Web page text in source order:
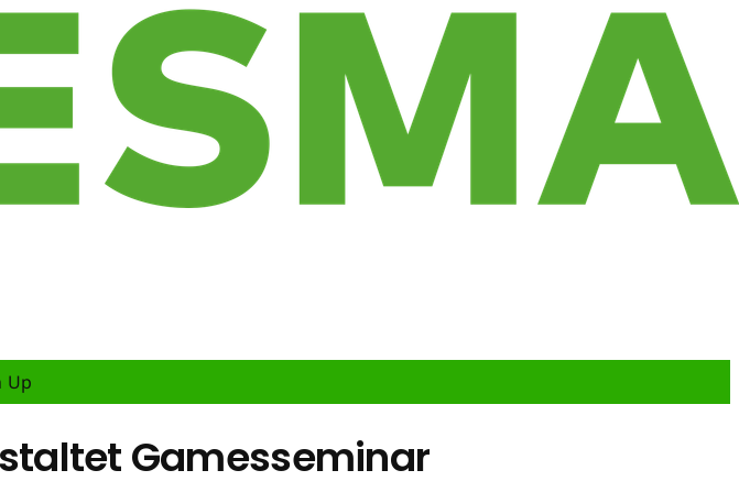
Up
Gamesseminar